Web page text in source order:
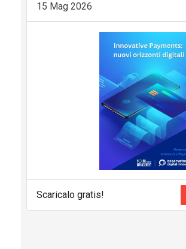
15 Mag 2026
Scaricalo gratis!